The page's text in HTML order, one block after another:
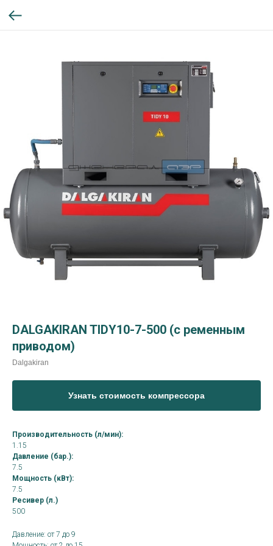
DALGAKIRAN TIDY10-7-500 (с ременным
приводом)
Dalgakiran
Узнать стоимость компрессора
Производительность (л/мин):
1.15
Давление (бар.):
7.5
Мощность (кВт):
7.5
Ресивер (л.)
500
Давление: от 7 до 9